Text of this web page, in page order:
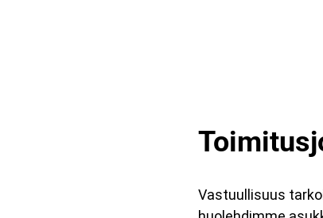
Vastuullisuus